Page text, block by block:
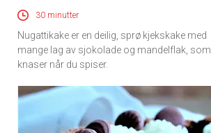
30 minutter
Nugattikake er en deilig, sprø kjekskake med
mange lag av sjokolade og mandelflak, som
knaser når du spiser.